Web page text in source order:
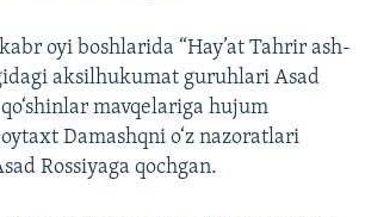
oyi boshlarida “Hay’at Tahrir ash-
aksilhukumat guruhlari Asad
mavqelariga hujum
Damashqni o‘z nazoratlari
Rossiyaga qochgan.